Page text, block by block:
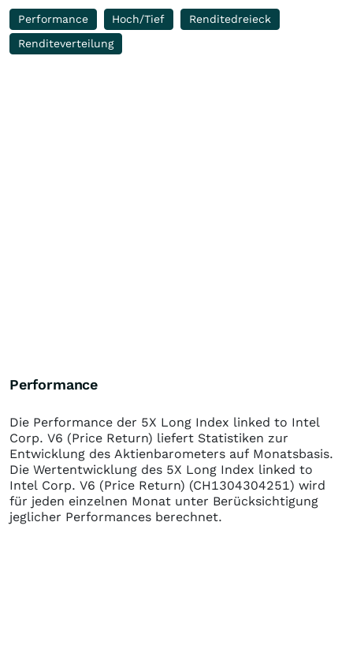
Performance Hoch/Tief
Renditedreieck
Renditeverteilung
Performance
Die Performance der 5X Long Index linked to Intel
Corp. V6 (Price Return) liefert Statistiken zur
Entwicklung des Aktienbarometers auf Monatsbasis.
Die Wertentwicklung des 5X Long Index linked to
Intel Corp. V6 (Price Return) (CH1304304251) wird
für jeden einzelnen Monat unter Berücksichtigung
jeglicher Performances berechnet.